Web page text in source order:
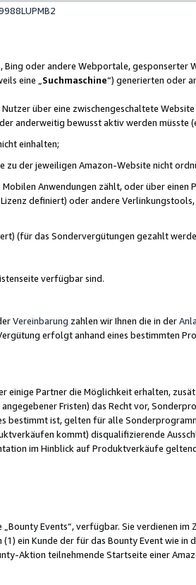
Bing oder andere Webportale, gesponserter
eine „ Suchmaschine“) generierten oder
über eine zwischengeschaltete
anderweitig bewusst aktiv werden müsste
einhalten;
der jeweiligen Amazon-Website nicht
Anwendungen zählt, oder über einen
definiert) oder andere
(für das Sondervergütungen gezahlt
verfügbar sind.
Vereinbarung zahlen wir Ihnen die in der
erfolgt anhand eines bestimmten
einige Partner die Möglichkeit erhalten,
Fristen) das Recht vor,
bestimmt ist, gelten für alle
kommt) disqualifizierende
im Hinblick auf Produktverkäufe
Events“, verfügbar. Sie verdienen im
ein Kunde der für das Bounty Event wie in
Aktion teilnehmende Startseite einer